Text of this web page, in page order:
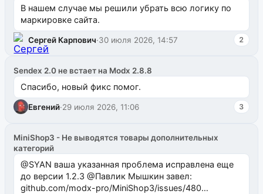
В нашем случае мы решили убрать всю логику по
маркировке сайта.
Сергей Карпович·30 июля 2026, 14:57 2
Sendex 2.0 не встает на Modx 2.8.8
Спасибо, новый фикс помог.
Евгений·29 июля 2026, 11:06 3
MiniShop3 - Не выводятся товары дополнительных
категорий
@SYAN ваша указанная проблема исправлена еще
до версии 1.2.3 @Павлик Мышкин завел:
github.com/modx-pro/MiniShop3/issues/480